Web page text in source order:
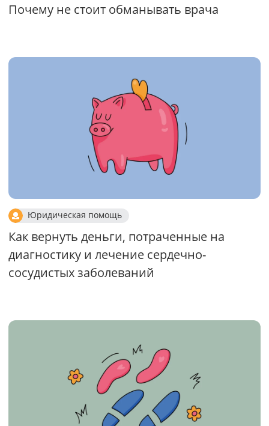
Почему не стоит обманывать врача
Юридическая помощь
Как вернуть деньги, потраченные на
диагностику и лечение сердечно-
сосудистых заболеваний